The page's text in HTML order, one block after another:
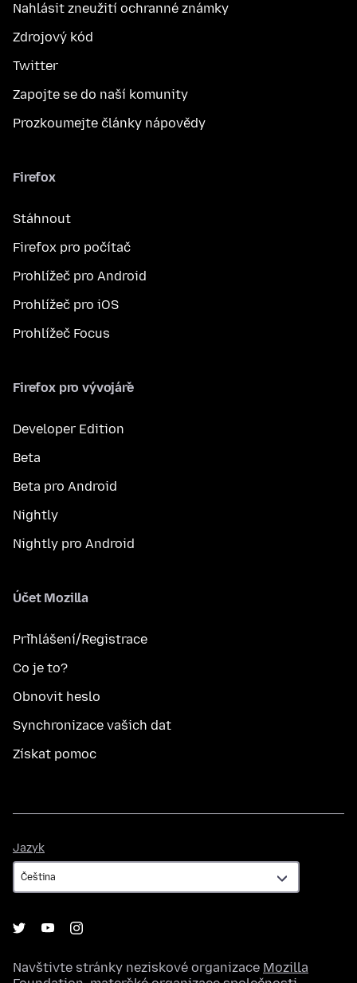
Nahlásit zneužití ochranné známky
Zdrojový kód
Twitter
Zapojte se do naší komunity
Prozkoumejte články nápovědy
Firefox
Stáhnout
Firefox pro počítač
Prohlížeč pro Android
Prohlížeč pro iOS
Prohlížeč Focus
Firefox pro vývojáře
Developer Edition
Beta
Beta pro Android
Nightly
Nightly pro Android
Účet Mozilla
Přihlášení/Registrace
Co je to?
Obnovit heslo
Synchronizace vašich dat
Získat pomoc
Jazyk
Navštivte stránky neziskové organizace Mozilla